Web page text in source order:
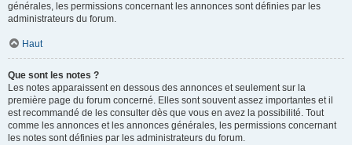
générales, les permissions concernant les annonces sont définies par les
administrateurs du forum.
Haut
Que sont les notes ?
Les notes apparaissent en dessous des annonces et seulement sur la
première page du forum concerné. Elles sont souvent assez importantes et il
est recommandé de les consulter dès que vous en avez la possibilité. Tout
comme les annonces et les annonces générales, les permissions concernant
les notes sont définies par les administrateurs du forum.